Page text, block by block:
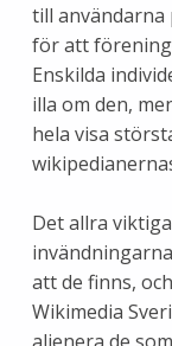
till användarna
för att
Enskilda
illa om den,
hela visa
Det allra
att de finns,
Wikimedia